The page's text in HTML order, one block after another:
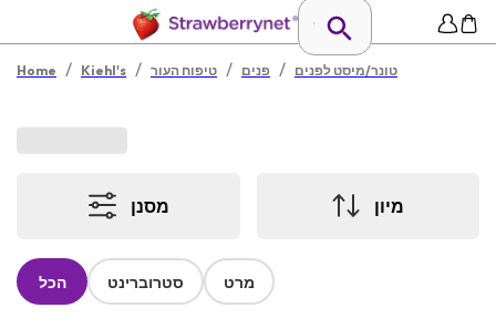
Home / Kiehl's / טיפוח העור / פנים / טונר/מיסט לפנים
מסנן מיון
הכל סטרוברינט מרט